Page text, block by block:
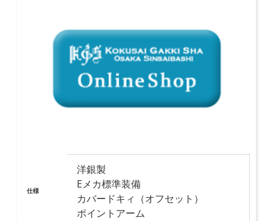
仕様
洋銀製
Eメカ標準装備
カバードキィ（オフセット）
ポイントアーム